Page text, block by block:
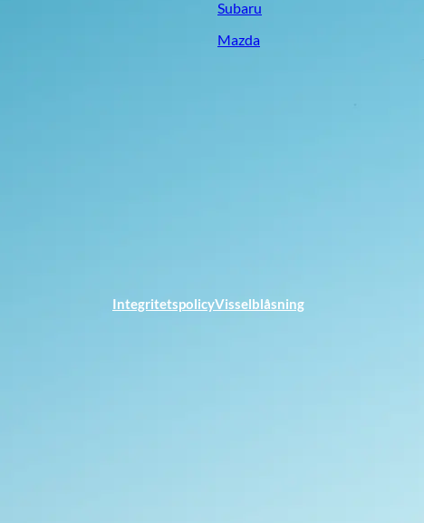
Subaru
Mazda
IntegritetspolicyVisselblåsning